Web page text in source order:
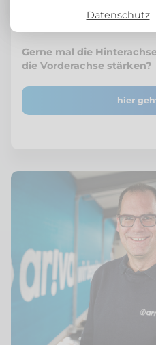
nur eine schöne
Gerne mal die
die Vorderachse stärken?
hier
Datenschutz